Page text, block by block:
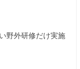
野外研修だけ実施